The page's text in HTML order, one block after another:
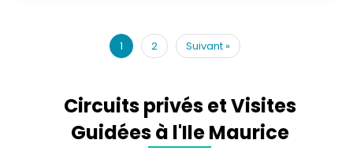
1 2 Suivant »
Circuits privés et Visites
Guidées à l'Ile Maurice